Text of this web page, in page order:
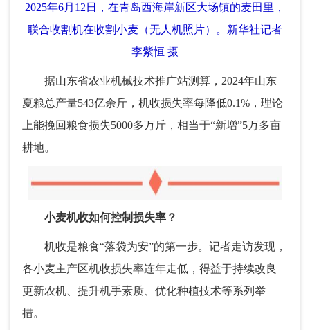
2025年6月12日，在青岛西海岸新区大场镇的麦田里，
联合收割机在收割小麦（无人机照片）。新华社记者
李紫恒 摄
据山东省农业机械技术推广站测算，2024年山东
夏粮总产量543亿余斤，机收损失率每降低0.1%，理论
上能挽回粮食损失5000多万斤，相当于“新增”5万多亩
耕地。
小麦机收如何控制损失率？
机收是粮食“落袋为安”的第一步。记者走访发现，
各小麦主产区机收损失率连年走低，得益于持续改良
更新农机、提升机手素质、优化种植技术等系列举
措。